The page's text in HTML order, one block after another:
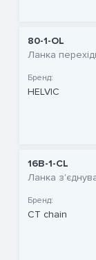
80-1-OL
Ланка
Бренд:
HELVIC
16B-1-CL
Ланка
Бренд:
CT chain